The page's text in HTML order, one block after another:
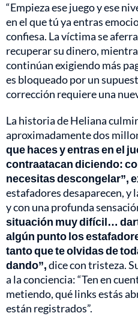
“Empieza ese juego y ese
en el que tú ya entras
confiesa. La víctima se
recuperar su dinero,
continúan exigiendo más
es bloqueado por un
corrección requiere una
La historia de Heliana
aproximadamente dos
que haces y entras en el
contraatacan diciendo:
necesitas descongelar”,
estafadores desaparecen, y
y con una profunda
situación muy difícil…
algún punto los
tanto que te olvidas de
dando”,dice con tristeza.
a la conciencia: “Ten en
metiendo, qué links estás
están registrados”.